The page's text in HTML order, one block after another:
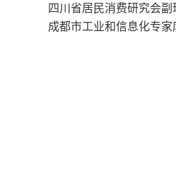
四川省居民消费研究会副
成都市工业和信息化专家